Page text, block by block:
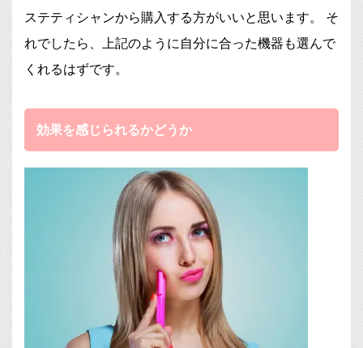
ステティシャンから購入する方がいいと思います。 そ
れでしたら、上記のように自分に合った機器も選んで
くれるはずです。
効果を感じられるかどうか